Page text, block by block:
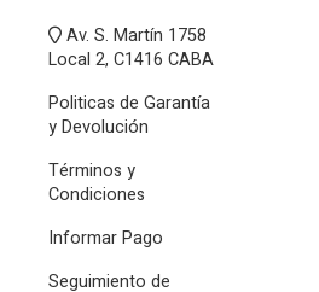
Av. S. Martín 1758
Local 2, C1416 CABA
Politicas de Garantía
y Devolución
Términos y
Condiciones
Informar Pago
Seguimiento de